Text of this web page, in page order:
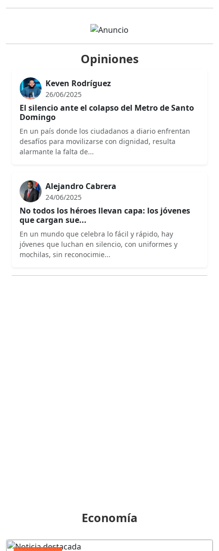
Opiniones
26/06/2025
Domingo
En un país donde los ciudadanos a diario enfrentan
desafíos para movilizarse con dignidad, resulta
alarmante la falta de...
Alejandro Cabrera
que cargan sue...
En un mundo que celebra lo fácil y rápido, hay
jóvenes que luchan en silencio, con uniformes y
mochilas, sin reconocimie...
Superintendencia de Bancos